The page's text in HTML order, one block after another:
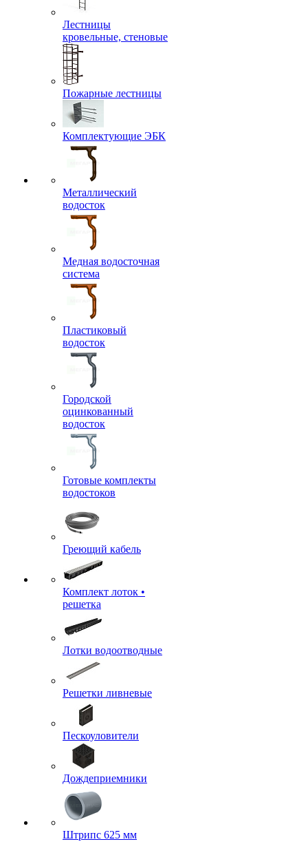
Лестницы
кровельные, стеновые
Пожарные лестницы
Комплектующие ЭБК
Металлический
водосток
Медная водосточная
система
Пластиковый
водосток
Городской
оцинкованный
водосток
Готовые комплекты
водостоков
Греющий кабель
Комплект лоток •
решетка
Лотки водоотводные
Решетки ливневые
Пескоуловители
Дождеприемники
Штрипс 625 мм